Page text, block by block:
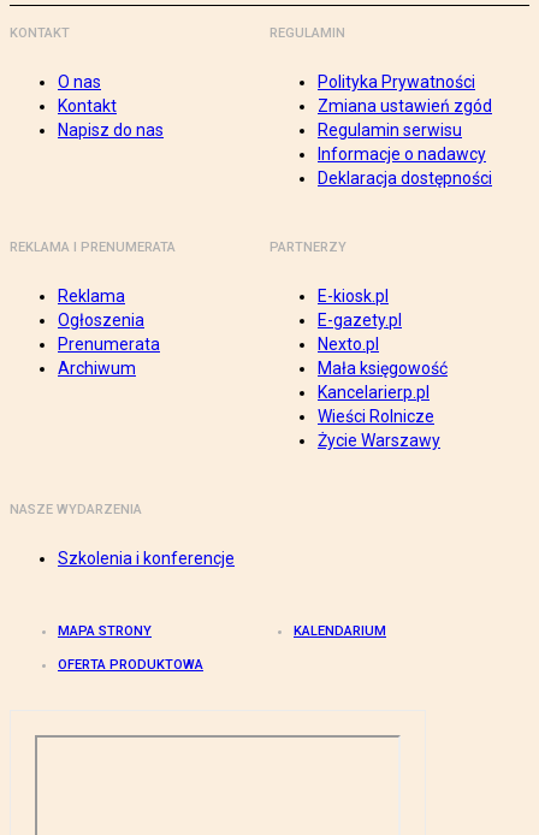
KONTAKT
O nas
Kontakt
Napisz do nas
REGULAMIN
Polityka Prywatności
Zmiana ustawień zgód
Regulamin serwisu
Informacje o nadawcy
Deklaracja dostępności
REKLAMA I PRENUMERATA
Reklama
Ogłoszenia
Prenumerata
Archiwum
PARTNERZY
E-kiosk.pl
E-gazety.pl
Nexto.pl
Mała księgowość
Kancelarierp.pl
Wieści Rolnicze
Życie Warszawy
NASZE WYDARZENIA
Szkolenia i konferencje
MAPA STRONY KALENDARIUM
OFERTA PRODUKTOWA